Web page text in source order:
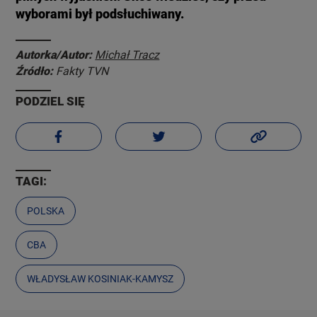
wyborami był podsłuchiwany.
Autorka/Autor: Michał Tracz
Źródło: Fakty TVN
PODZIEL SIĘ
TAGI:
POLSKA
CBA
WŁADYSŁAW KOSINIAK-KAMYSZ